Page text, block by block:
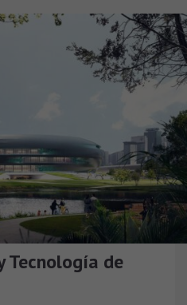
Tecnología de